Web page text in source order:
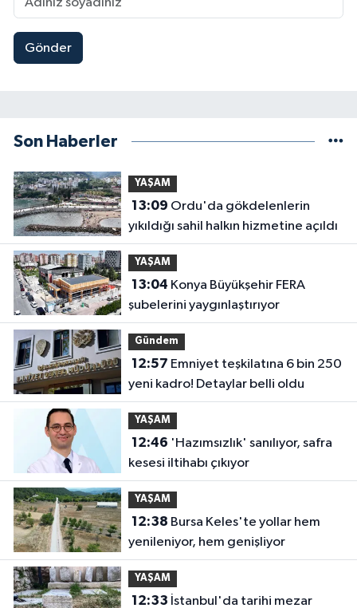
Gönder
Son Haberler
YAŞAM
13:09
yıkıldığı sahil halkın hizmetine açıldı
YAŞAM
13:04
şubelerini yaygınlaştırıyor
Gündem
12:57
yeni kadro! Detaylar belli oldu
YAŞAM
12:46
kesesi iltihabı çıkıyor
YAŞAM
12:38
yenileniyor, hem genişliyor
YAŞAM
12:33